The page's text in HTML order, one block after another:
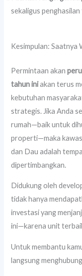
sekaligus
Kesimpulan: Saatnya
Permintaan akan
tahun iniakan terus
kebutuhan
strategis. Jika Anda
rumah—baik untuk
properti—maka
dan Dau adalah
dipertimbangkan.
Didukung oleh
tidak hanya
investasi yang
ini—karena unit
Untuk membantu
langsung